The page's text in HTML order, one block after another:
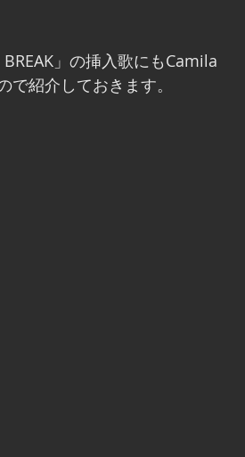
」の挿入歌にもCamila
紹介しておきます。